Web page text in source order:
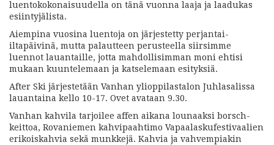
luentokokonaisuudella on tänä vuonna laaja ja laadukas
esiintyjälista.
Aiempina vuosina luentoja on järjestetty perjantai-
iltapäivinä, mutta palautteen perusteella siirsimme
luennot lauantaille, jotta mahdollisimman moni ehtisi
mukaan kuuntelemaan ja katselemaan esityksiä.
After Ski järjestetään Vanhan ylioppilastalon Juhlasalissa
lauantaina kello 10-17. Ovet avataan 9.30.
Vanhan kahvila tarjoilee affen aikana lounaaksi borsch-
keittoa, Rovaniemen kahvipaahtimo Vapaalaskufestivaalien
erikoiskahvia sekä munkkejä. Kahvia ja vahvempiakin